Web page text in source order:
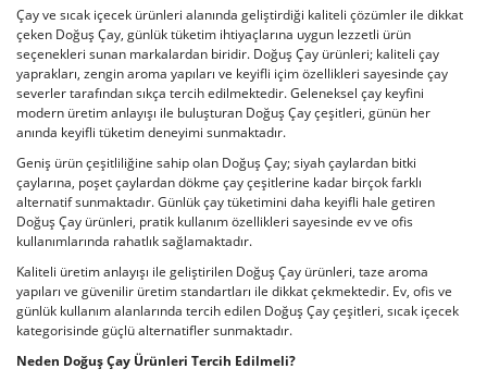
Çay ve sıcak içecek ürünleri alanında geliştirdiği kaliteli çözümler ile dikkat
çeken Doğuş Çay, günlük tüketim ihtiyaçlarına uygun lezzetli ürün
seçenekleri sunan markalardan biridir. Doğuş Çay ürünleri; kaliteli çay
yaprakları, zengin aroma yapıları ve keyifli içim özellikleri sayesinde çay
severler tarafından sıkça tercih edilmektedir. Geleneksel çay keyfini
modern üretim anlayışı ile buluşturan Doğuş Çay çeşitleri, günün her
anında keyifli tüketim deneyimi sunmaktadır.
Geniş ürün çeşitliliğine sahip olan Doğuş Çay; siyah çaylardan bitki
çaylarına, poşet çaylardan dökme çay çeşitlerine kadar birçok farklı
alternatif sunmaktadır. Günlük çay tüketimini daha keyifli hale getiren
Doğuş Çay ürünleri, pratik kullanım özellikleri sayesinde ev ve ofis
kullanımlarında rahatlık sağlamaktadır.
Kaliteli üretim anlayışı ile geliştirilen Doğuş Çay ürünleri, taze aroma
yapıları ve güvenilir üretim standartları ile dikkat çekmektedir. Ev, ofis ve
günlük kullanım alanlarında tercih edilen Doğuş Çay çeşitleri, sıcak içecek
kategorisinde güçlü alternatifler sunmaktadır.
Neden Doğuş Çay Ürünleri Tercih Edilmeli?